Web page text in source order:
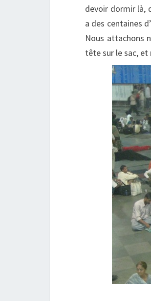
devoir dormir là,
a des centaines
Nous attachons
tête sur le sac,